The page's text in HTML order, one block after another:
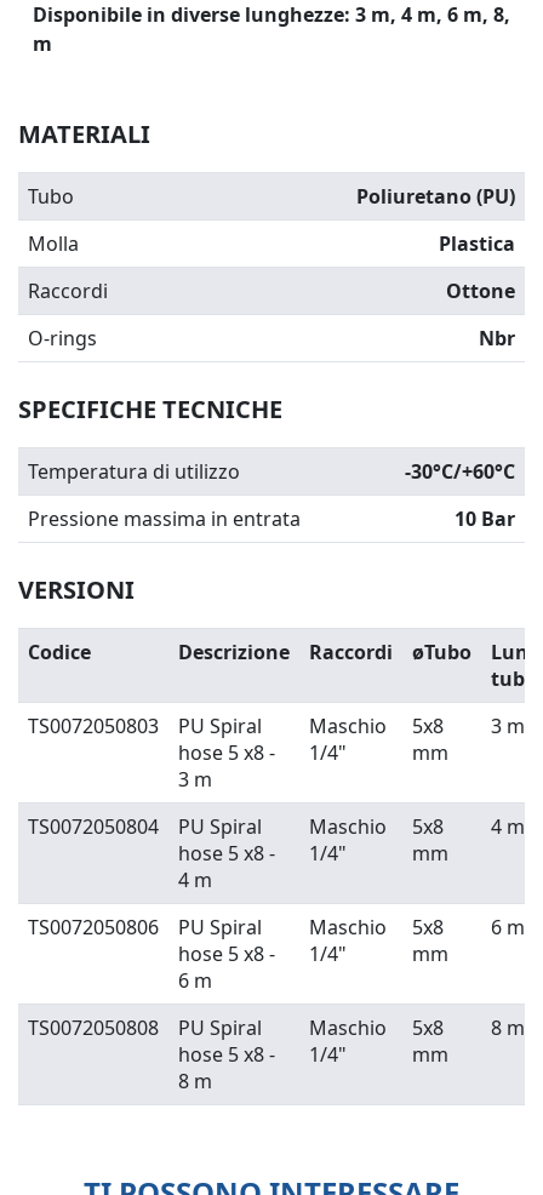
Disponibile in diverse lunghezze: 3 m, 4 m, 6 m, 8,
m
MATERIALI
Tubo
Poliuretano (PU)
Molla
Plastica
Raccordi
Ottone
O-rings
Nbr
SPECIFICHE TECNICHE
Temperatura di utilizzo
-30°C/+60°C
Pressione massima in entrata
10 Bar
VERSIONI
Codice Descrizione Raccordi øTubo
tubo
TS0072050803
PU Spiral
hose 5 x8 -
3 m
Maschio
1/4"
5x8
mm
3 m
TS0072050804
PU Spiral
hose 5 x8 -
4 m
Maschio
1/4"
5x8
mm
4 m
TS0072050806
PU Spiral
hose 5 x8 -
6 m
Maschio
1/4"
5x8
mm
6 m
TS0072050808
PU Spiral
hose 5 x8 -
8 m
Maschio
1/4"
5x8
mm
8 m